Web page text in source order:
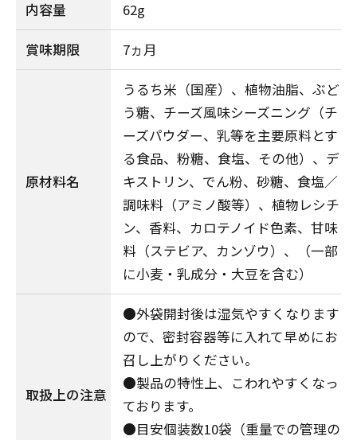
内容量 62g
賞味期限 7ヵ月
原材料名
うるち米（国産）、植物油脂、ぶど
う糖、チーズ風味シーズニング（チ
ーズパウダー、乳等を主要原料とす
る食品、粉糖、食塩、その他）、デ
キストリン、でん粉、砂糖、食塩／
調味料（アミノ酸等）、植物レシチ
ン、香料、カロテノイド色素、甘味
料（ステビア、カンゾウ）、（一部
に小麦・乳成分・大豆を含む）
取扱上の注意
●外袋開封後は湿気やすくなります
ので、密封容器等に入れて早めにお
召し上がりください。
●製品の特性上、こわれやすくなっ
ております。
●目安個装数10袋（重量での管理の